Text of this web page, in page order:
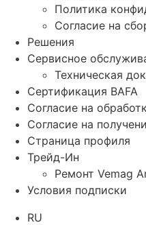
Политика
Согласие на
Решения
Сервисное
Техническая
Сертификация BAFA
Согласие на
Согласие на
Страница профиля
Трейд-Ин
Ремонт Vemag
Условия подписки
RU